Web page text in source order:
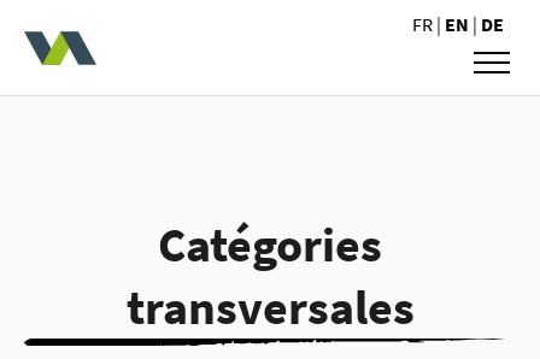
FR | EN | DE
Catégories
transversales